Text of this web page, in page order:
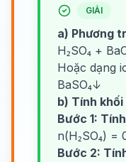
GIẢI
a) Phương
H₂SO₄ +
Hoặc dạng
BaSO₄↓
b) Tính
Bước 1:
n(H₂SO₄) =
Bước 2: